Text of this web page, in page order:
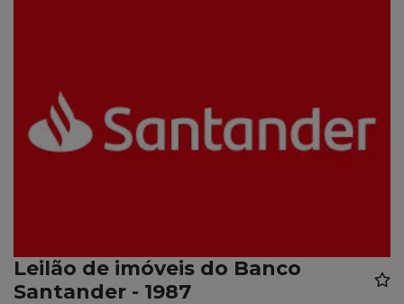
Leilão de imóveis do Banco
Santander - 1987